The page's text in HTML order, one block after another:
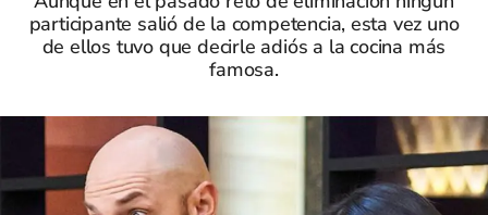
participante salió de la competencia, esta vez uno
de ellos tuvo que decirle adiós a la cocina más
famosa.